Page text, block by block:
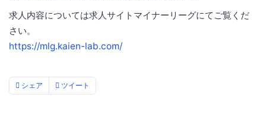
求人内容については求人サイトマイナーリーグにてご覧くだ
さい。
https://mlg.kaien-lab.com/
シェア ツイート